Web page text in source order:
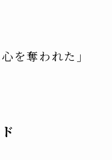
を奪われた」